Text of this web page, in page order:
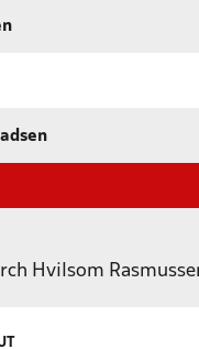
Hvilsom